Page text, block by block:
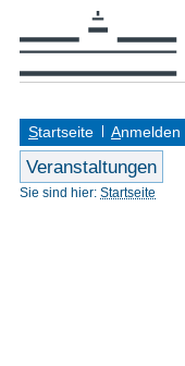
Startseite Anmelden
Veranstaltungen
Sie sind hier: Startseite